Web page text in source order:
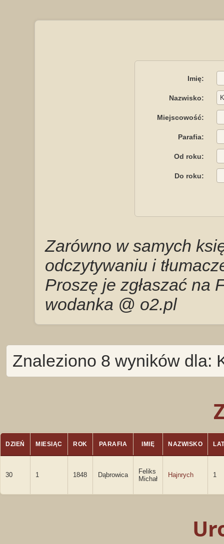
Imię:
Nazwisko:
Miejscowość:
Parafia:
Od roku:
Do roku:
Zarówno w samych
odczytywaniu i
Proszę je zgłaszać na
wodanka @ o2.pl
Znaleziono 8 wyników dla:
DZIEŃ MIESIĄC ROK PARAFIA IMIĘ NAZWISKO
30 1 1848 Dąbrowica
Feliks
Michał
Hajnrych 1